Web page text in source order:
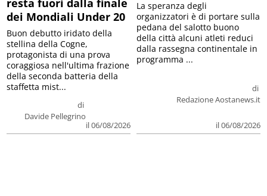
resta fuori dalla finale
dei Mondiali Under 20
di
Davide Pellegrino
il 06/08/2026
Buon debutto iridato della
stellina della Cogne,
protagonista di una prova
coraggiosa nell'ultima frazione
della seconda batteria della
staffetta mist...
di
Redazione Aostanews.it
il 06/08/2026
La speranza degli
organizzatori è di portare sulla
pedana del salotto buono
della città alcuni atleti reduci
dalla rassegna continentale in
programma ...